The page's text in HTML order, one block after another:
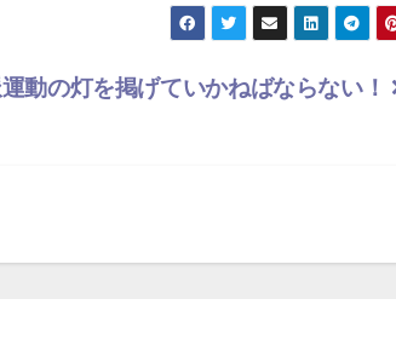
動の灯を掲げていかねばならない！